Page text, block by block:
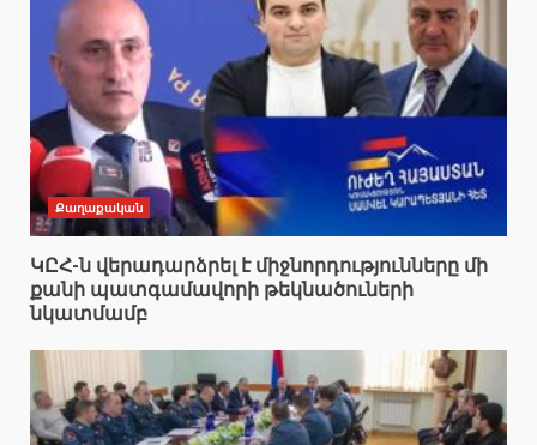
Քաղաքական
ԿԸՀ-ն վերադարձրել է միջնորդությունները մի
քանի պատգամավորի թեկնածուների
նկատմամբ